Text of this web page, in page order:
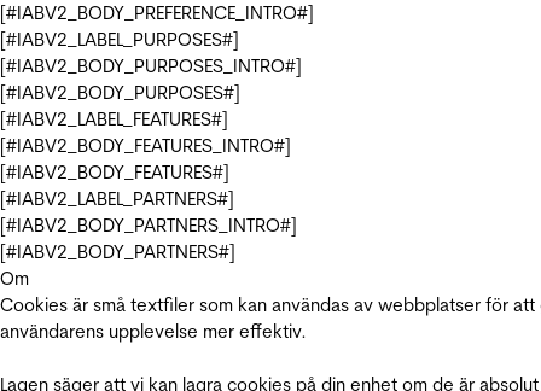
[#IABV2_BODY_PREFERENCE_INTRO#]
[#IABV2_LABEL_PURPOSES#]
[#IABV2_BODY_PURPOSES_INTRO#]
[#IABV2_BODY_PURPOSES#]
[#IABV2_LABEL_FEATURES#]
[#IABV2_BODY_FEATURES_INTRO#]
[#IABV2_BODY_FEATURES#]
[#IABV2_LABEL_PARTNERS#]
[#IABV2_BODY_PARTNERS_INTRO#]
[#IABV2_BODY_PARTNERS#]
Om
Cookies är små textfiler som kan användas av webbplatser för att
användarens upplevelse mer effektiv.
Lagen säger att vi kan lagra cookies på din enhet om de är absolut